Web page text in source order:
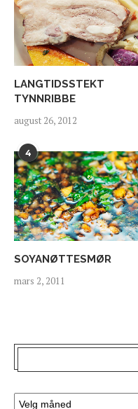
LANGTIDSSTEKT
TYNNRIBBE
august 26, 2012
4
SOYANØTTESMØR
mars 2, 2011